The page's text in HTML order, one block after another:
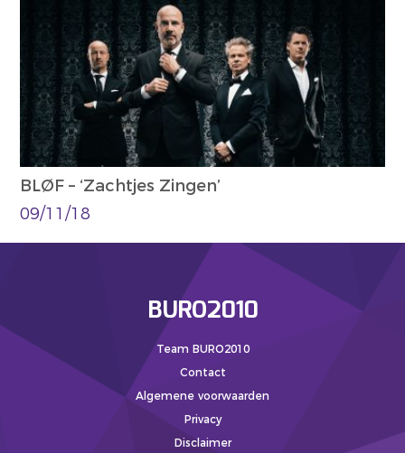
BLØF – ‘Zachtjes Zingen’
09/11/18
BURO2010
Team BURO2010
Contact
Algemene voorwaarden
Privacy
Disclaimer